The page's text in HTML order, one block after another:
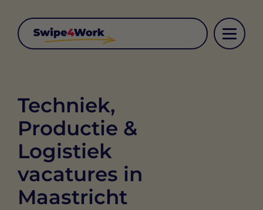
Techniek,
Productie &
Logistiek
vacatures in
Maastricht